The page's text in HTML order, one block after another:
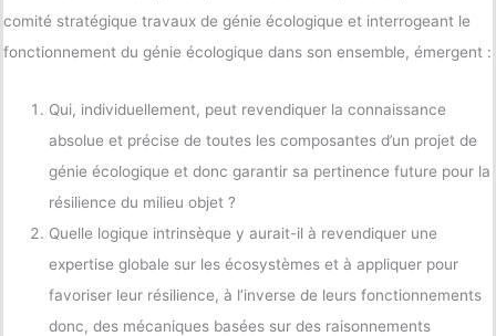
comité stratégique travaux de génie écologique et interrogeant le
fonctionnement du génie écologique dans son ensemble, émergent :
Qui, individuellement, peut revendiquer la connaissance
absolue et précise de toutes les composantes d’un projet de
génie écologique et donc garantir sa pertinence future pour la
résilience du milieu objet ?
Quelle logique intrinsèque y aurait-il à revendiquer une
expertise globale sur les écosystèmes et à appliquer pour
favoriser leur résilience, à l’inverse de leurs fonctionnements
donc, des mécaniques basées sur des raisonnements